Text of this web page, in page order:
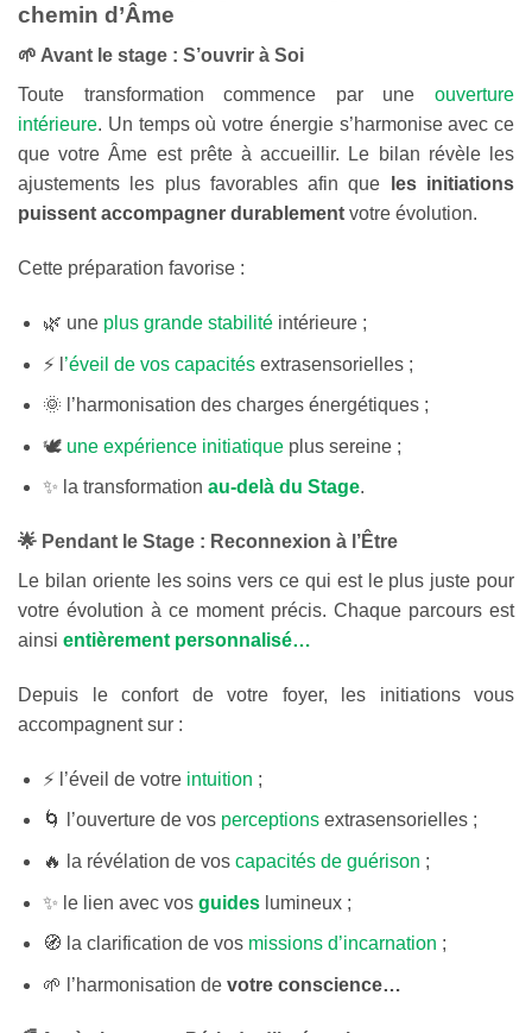
chemin d’Âme
🌱 Avant le stage : S’ouvrir à Soi
Toute transformation commence par une ouverture
intérieure. Un temps où votre énergie s’harmonise avec ce
que votre Âme est prête à accueillir. Le bilan révèle les
ajustements les plus favorables afin que
les initiations
puissent accompagner durablement votre évolution.
Cette préparation favorise :
🌿 une plus grande stabilitéintérieure ;
⚡ l ’éveil de vos capacitésextrasensorielles ;
🌞 l’harmonisation des charges énergétiques ;
🕊️une expérience initiatiqueplus sereine ;
✨ la transformation au-delà du Stage.
🌟 Pendant le Stage : Reconnexion à l’Être
Le bilan oriente les soins vers ce qui est le plus juste pour
votre évolution à ce moment précis. Chaque parcours est
ainsi entièrement personnalisé…
Depuis le confort de votre foyer, les initiations vous
accompagnent sur :
⚡ l’éveil de votre intuition ;
🌀 l’ouverture de vos perceptionsextrasensorielles ;
🔥 la révélation de vos capacités de guérison ;
✨ le lien avec vos guides lumineux ;
🧭 la clarification de vos missions d’incarnation ;
🌱 l’harmonisation de votre conscience…